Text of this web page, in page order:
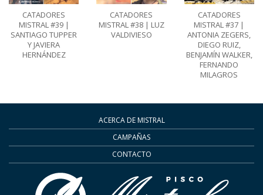
CATADORES
MISTRAL #39 |
SANTIAGO TUPPER
Y JAVIERA
HERNÁNDEZ
CATADORES
MISTRAL #38 | LUZ
VALDIVIESO
CATADORES
MISTRAL #37 |
ANTONIA ZEGERS,
DIEGO RUIZ,
BENJAMÍN WALKER,
FERNANDO
MILAGROS
ACERCA DE MISTRAL
CAMPAÑAS
CONTACTO